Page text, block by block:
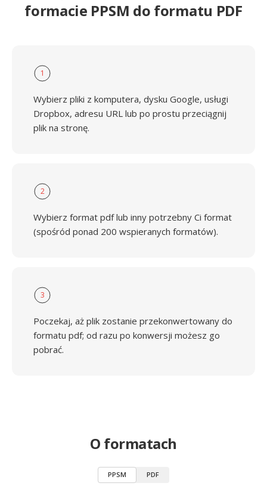
formacie PPSM do formatu PDF
1
Wybierz pliki z komputera, dysku Google, usługi
Dropbox, adresu URL lub po prostu przeciągnij
plik na stronę.
2
Wybierz format pdf lub inny potrzebny Ci format
(spośród ponad 200 wspieranych formatów).
3
Poczekaj, aż plik zostanie przekonwertowany do
formatu pdf; od razu po konwersji możesz go
pobrać.
O formatach
PPSM PDF